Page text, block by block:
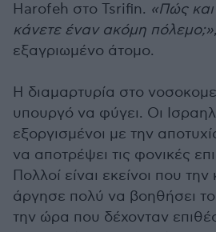
Harofeh στο Tsrifin. «Πώς
κάνετε έναν ακόμη πόλεμο;»
εξαγριωμένο άτομο.
Η διαμαρτυρία στο
υπουργό να φύγει. Οι
εξοργισμένοι με την
να αποτρέψει τις φονικές
Πολλοί είναι εκείνοι που
άργησε πολύ να βοηθήσει
την ώρα που δέχονταν